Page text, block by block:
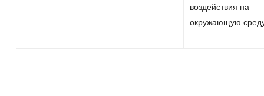
воздействия на
окружающую